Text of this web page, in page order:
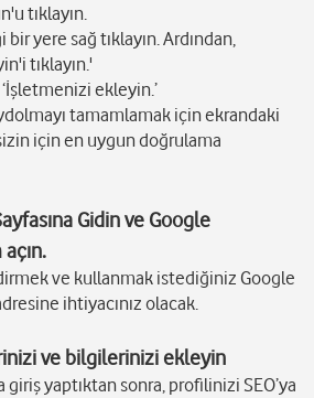
tıklayın.
yere sağ tıklayın. Ardından,
tıklayın.'
ekleyin.’
tamamlamak için ekrandaki
için en uygun doğrulama
Gidinve Google
ve kullanmak istediğiniz Google
ihtiyacınız olacak.
ve bilgilerinizi ekleyin
giriş yaptıktan sonra, profilinizi SEO’ya